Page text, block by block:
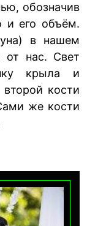
обозначив
и его объём.
в нашем
от нас. Свет
крыла и
кости
же кости